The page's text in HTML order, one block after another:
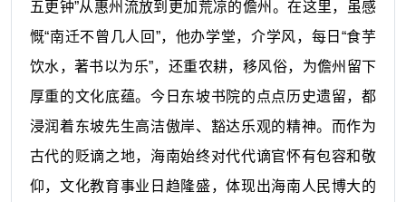
五更钟”从惠州流放到更加荒凉的儋州。在这里，虽感
慨“南迁不曾几人回”，他办学堂，介学风，每日“食芋
饮水，著书以为乐”，还重农耕，移风俗，为儋州留下
厚重的文化底蕴。今日东坡书院的点点历史遗留，都
浸润着东坡先生高洁傲岸、豁达乐观的精神。而作为
古代的贬谪之地，海南始终对代代谪官怀有包容和敬
仰，文化教育事业日趋隆盛，体现出海南人民博大的